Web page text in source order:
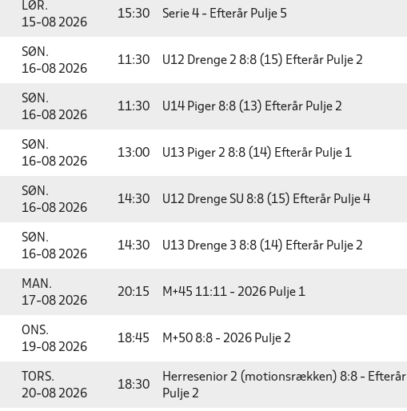
LØR.
15-08 2026
15:30 Serie 4 - Efterår Pulje 5
SØN.
16-08 2026
11:30 U12 Drenge 2 8:8 (15) Efterår Pulje 2
SØN.
16-08 2026
11:30 U14 Piger 8:8 (13) Efterår Pulje 2
SØN.
16-08 2026
13:00 U13 Piger 2 8:8 (14) Efterår Pulje 1
SØN.
16-08 2026
14:30 U12 Drenge SU 8:8 (15) Efterår Pulje 4
SØN.
16-08 2026
14:30 U13 Drenge 3 8:8 (14) Efterår Pulje 2
MAN.
17-08 2026
20:15 M+45 11:11 - 2026 Pulje 1
ONS.
19-08 2026
18:45 M+50 8:8 - 2026 Pulje 2
TORS.
20-08 2026
18:30
Herresenior 2 (motionsrækken) 8:8 - Efterår
Pulje 2